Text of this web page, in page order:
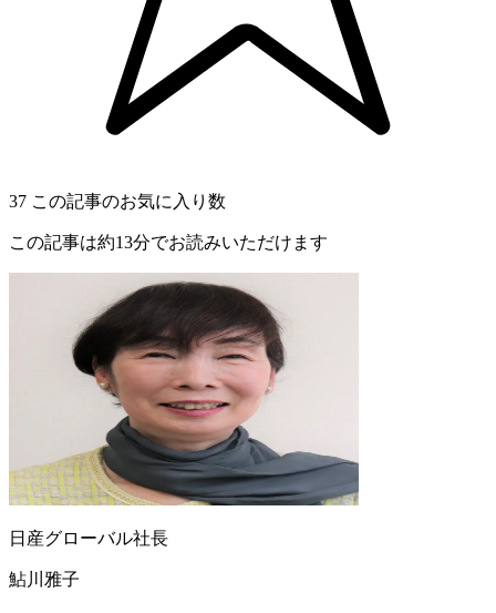
37 この記事のお気に入り数
この記事は約13分でお読みいただけます
日産グローバル社長
鮎川雅子